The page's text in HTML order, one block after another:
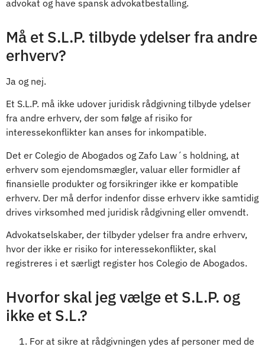
advokat og have spansk advokatbestalling.
Må et S.L.P. tilbyde ydelser fra andre
erhverv?
Ja og nej.
Et S.L.P. må ikke udover juridisk rådgivning tilbyde ydelser
fra andre erhverv, der som følge af risiko for
interessekonflikter kan anses for inkompatible.
Det er Colegio de Abogados og Zafo Law´s holdning, at
erhverv som ejendomsmægler, valuar eller formidler af
finansielle produkter og forsikringer ikke er kompatible
erhverv. Der må derfor indenfor disse erhverv ikke samtidig
drives virksomhed med juridisk rådgivning eller omvendt.
Advokatselskaber, der tilbyder ydelser fra andre erhverv,
hvor der ikke er risiko for interessekonflikter, skal
registreres i et særligt register hos Colegio de Abogados.
Hvorfor skal jeg vælge et S.L.P. og
ikke et S.L.?
For at sikre at rådgivningen ydes af personer med de